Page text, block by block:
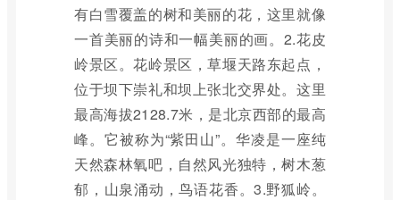
有白雪覆盖的树和美丽的花，这里就像
一首美丽的诗和一幅美丽的画。2.花皮
岭景区。花岭景区，草堰天路东起点，
位于坝下崇礼和坝上张北交界处。这里
最高海拔2128.7米，是北京西部的最高
峰。它被称为“紫田山”。华凌是一座纯
天然森林氧吧，自然风光独特，树木葱
郁，山泉涌动，鸟语花香。3.野狐岭。